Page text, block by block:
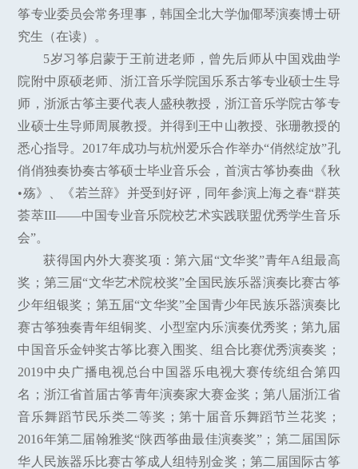
筝专业委员会常务理事，韩国全北大学伽倻琴演奏博士研
究生（在读）。
5岁习筝启蒙于王前进老师，曾先后师从中国戏曲学
院附中原硕老师、浙江音乐学院国乐系古筝专业硕士生导
师，浙派古筝主要代表人盛秧教授，浙江音乐学院古筝专
业硕士生导师周展教授。并得到王中山教授、张珊教授的
悉心指导。2017年成功与杭州爱乐合作举办“俏然绽放”孔
俏俏独奏协奏古筝硕士毕业音乐会，首演古筝协奏曲《秋
•殇》、《若兰辞》并受到好评，同年参演上海之春“群英
荟萃III——中国专业音乐院校艺术实践联盟优秀学生音乐
会”。
获得国内外大赛奖项：第六届“文华奖”青年A组最高
奖；第三届“文华艺术院校奖”全国民族乐器演奏比赛古筝
少年组银奖；第五届“文华奖”全国青少年民族乐器演奏比
赛古筝独奏青年组铜奖、小型室内乐演奏优秀奖；第九届
中国音乐金钟奖古筝比赛入围奖、组合比赛优秀演奏奖；
2019中央广播电视总台中国器乐电视大赛传统组合第四
名；浙江省首届古筝青年演奏家大赛金奖；第八届浙江省
音乐舞蹈节民乐类二等奖；第十届音乐舞蹈节兰花奖；
2016年第二届翰雅奖“陕西筝曲最佳演奏奖”；第二届国际
华人民族器乐比赛古筝成人组特别金奖；第二届国际古筝